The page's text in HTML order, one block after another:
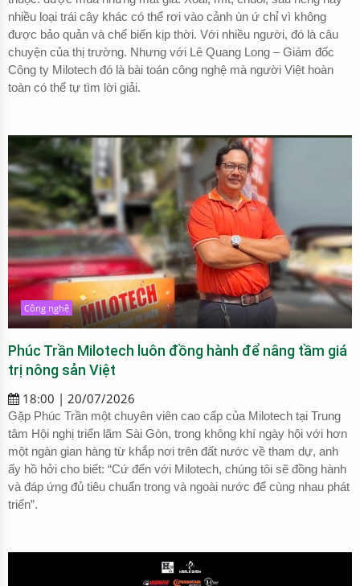
nhiều loại trái cây khác có thể rơi vào cảnh ùn ứ chỉ vì không
được bảo quản và chế biến kịp thời. Với nhiều người, đó là câu
chuyện của thị trường. Nhưng với Lê Quang Long – Giám đốc
Công ty Milotech đó là bài toán công nghệ mà người Việt hoàn
toàn có thể tự tìm lời giải.
Công nghệ
Phúc Trần Milotech luôn đồng hành để nâng tầm giá
trị nông sản Việt
18:00 | 20/07/2026
Gặp Phúc Trần một chuyên viên cao cấp của Milotech tại Trung
tâm Hội nghị triển lãm Sài Gòn, trong không khí ngày hội với hơn
một ngàn gian hàng từ khắp nơi trên đất nước về tham dự, anh
ấy hồ hởi cho biết: “Cứ đến với Milotech, chúng tôi sẽ đồng hành
và đáp ứng đủ tiêu chuẩn trong và ngoài nước để cùng nhau phát
triển”.